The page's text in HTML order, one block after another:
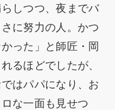
しつつ、夜までバ
に努力の人。かつ
った」と師匠・岡
るほどでしたが、
はパパになり、お
な一面も見せつ